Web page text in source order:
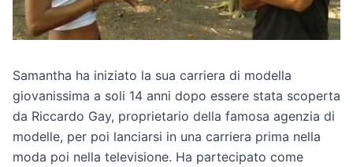
Samantha ha iniziato la sua carriera di modella
giovanissima a soli 14 anni dopo essere stata scoperta
da Riccardo Gay, proprietario della famosa agenzia di
modelle, per poi lanciarsi in una carriera prima nella
moda poi nella televisione. Ha partecipato come